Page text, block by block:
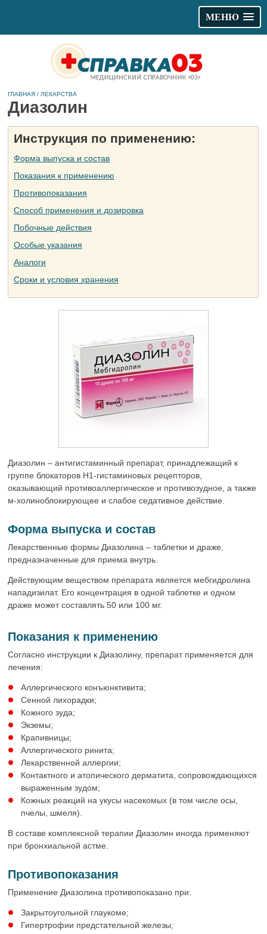
МЕНЮ
ГЛАВНАЯ / ЛЕКАРСТВА
Диазолин
Инструкция по применению:
Форма выпуска и состав
Показания к применению
Противопоказания
Способ применения и дозировка
Побочные действия
Особые указания
Аналоги
Сроки и условия хранения
Диазолин – антигистаминный препарат, принадлежащий к
группе блокаторов Н1-гистаминовых рецепторов,
оказывающий противоаллергическое и противозудное, а также
м-холиноблокирующее и слабое седативное действие.
Форма выпуска и состав
Лекарственные формы Диазолина – таблетки и драже,
предназначенные для приема внутрь.
Действующим веществом препарата является мебгидролина
нападизилат. Его концентрация в одной таблетке и одном
драже может составлять 50 или 100 мг.
Показания к применению
Согласно инструкции к Диазолину, препарат применяется для
лечения:
Аллергического конъюнктивита;
Сенной лихорадки;
Кожного зуда;
Экземы;
Крапивницы;
Аллергического ринита;
Лекарственной аллергии;
Контактного и атопического дерматита, сопровождающихся
выраженным зудом;
Кожных реакций на укусы насекомых (в том числе осы,
пчелы, шмеля).
В составе комплексной терапии Диазолин иногда применяют
при бронхиальной астме.
Противопоказания
Применение Диазолина противопоказано при:
Закрытоугольной глаукоме;
Гипертрофии предстательной железы;